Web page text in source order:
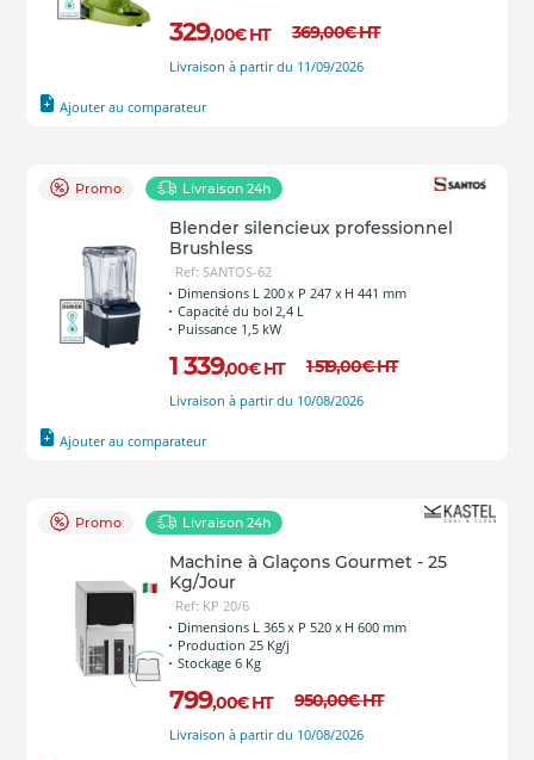
329,00€ HT 369,00€HT
Livraison à partir du 11/09/2026
Ajouter au comparateur
Promo Livraison 24h
Blender silencieux professionnel
Brushless
Ref: SANTOS-62
Dimensions L 200 x P 247 x H 441 mm
Capacité du bol 2,4 L
Puissance 1,5 kW
1 339,00€ HT 1 519,00€HT
Livraison à partir du 10/08/2026
Ajouter au comparateur
Promo Livraison 24h
Machine à Glaçons Gourmet - 25
Kg/Jour
Ref: KP 20/6
Dimensions L 365 x P 520 x H 600 mm
Production 25 Kg/j
Stockage 6 Kg
799,00€ HT 950,00€HT
Livraison à partir du 10/08/2026